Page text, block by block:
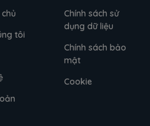
tôi
Chính sách sử
dụng dữ liệu
Chính sách bảo
mật
Cookie